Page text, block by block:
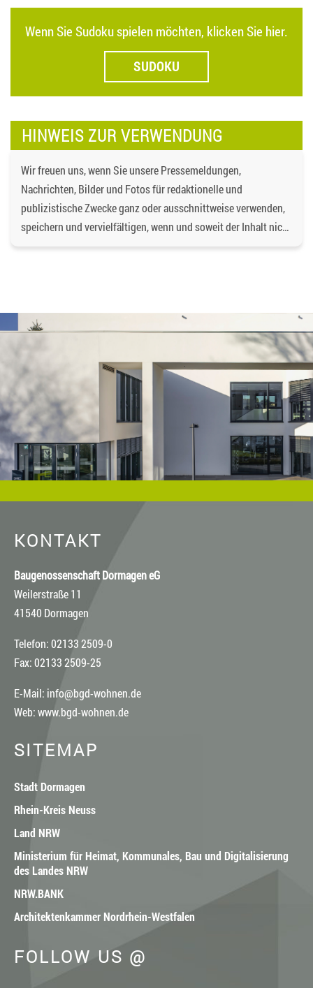
Wenn Sie Sudoku spielen möchten, klicken Sie hier.
SUDOKU
HINWEIS ZUR VERWENDUNG
Wir freuen uns, wenn Sie unsere Pressemeldungen,
Nachrichten, Bilder und Fotos für redaktionelle und
publizistische Zwecke ganz oder ausschnittweise verwenden,
speichern und vervielfältigen, wenn und soweit der Inhalt nicht
Dritte ist nicht gestattet. Die Urheberrechte liegen bei der
Baugenossenschaft Dormagen eG, es sei denn, ein anderer
Urheber ist angegeben, z.B. bei Bildern und Fotos von
Fotostock-Anbietern. In diesen Fällen wenden Sie sich bitte an
den jeweiligen Rechteinhaber, wenn Sie das Material
verwenden wollen.
KONTAKT
Baugenossenschaft Dormagen eG
Weilerstraße 11
41540 Dormagen
Telefon: 02133 2509-0
Fax: 02133 2509-25
E-Mail: info@bgd-wohnen.de
Web:www.bgd-wohnen.de
SITEMAP
Stadt Dormagen
Rhein-Kreis Neuss
Land NRW
Ministerium für Heimat, Kommunales, Bau und Digitalisierung
des Landes NRW
NRW.BANK
Architektenkammer Nordrhein-Westfalen
FOLLOW US @